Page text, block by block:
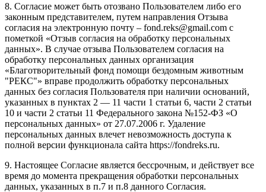
8. Согласие может быть отозвано Пользователем либо его
законным представителем, путем направления Отзыва
согласия на электронную почту – fond.reks@gmail.com с
пометкой «Отзыв согласия на обработку персональных
данных». В случае отзыва Пользователем согласия на
обработку персональных данных организация
«Благотворительный фонд помощи бездомным животным
"РЕКС"» вправе продолжить обработку персональных
данных без согласия Пользователя при наличии оснований,
указанных в пунктах 2 — 11 части 1 статьи 6, части 2 статьи
10 и части 2 статьи 11 Федерального закона №152-ФЗ «О
персональных данных» от 27.07.2006 г. Удаление
персональных данных влечет невозможность доступа к
полной версии функционала сайта https://fondreks.ru.
9. Настоящее Согласие является бессрочным, и действует все
время до момента прекращения обработки персональных
данных, указанных в п.7 и п.8 данного Согласия.